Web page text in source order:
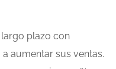
plazo con
aumentar sus ventas.